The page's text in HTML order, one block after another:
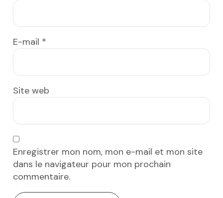
E-mail *
Site web
Enregistrer mon nom, mon e-mail et mon site
dans le navigateur pour mon prochain
commentaire.